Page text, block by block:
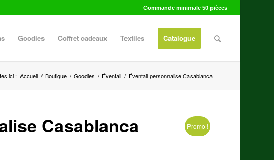
Commande minimale 50 pièces
Goodies Coffret cadeaux Textiles Catalogue
ici : Accueil / Boutique / Goodies / Éventail / Éventail personnalise Casablanca
Promo !
Casablanca